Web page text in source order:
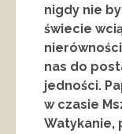
nigdy nie
świecie
nas do
jedności.
w czasie
Watykanie,